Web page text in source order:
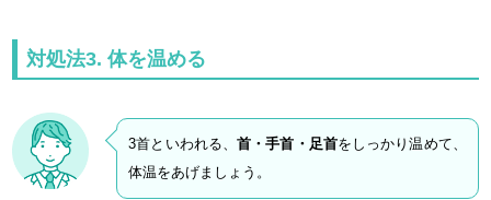
対処法3. 体を温める
3首といわれる、首・手首・足首をしっかり温めて、
体温をあげましょう。